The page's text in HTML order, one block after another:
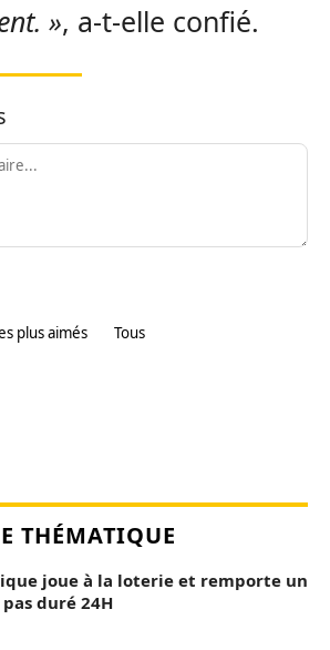
», a-t-elle confié.
plus aimés Tous
THÉMATIQUE
joue à la loterie et remporte un
duré 24H